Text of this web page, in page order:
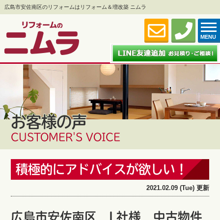
広島市安佐南区のリフォームはリフォーム＆増改築 ニムラ
MENU
お客様の声
CUSTOMER'S VOICE
積極的にアドバイスが欲しい！
2021.02.09 (Tue) 更新
広島市安佐南区 L社様 中古物件